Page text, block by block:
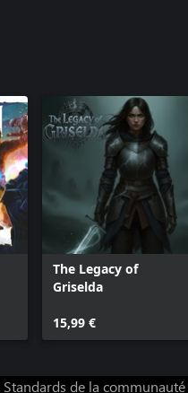
The Legacy of
Griselda
15,99 €
Standards de la communauté